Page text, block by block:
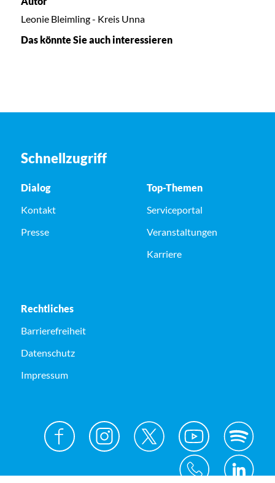
Leonie Bleimling - Kreis Unna
Das könnte Sie auch interessieren
Schnellzugriff
Dialog
Kontakt
Presse
Top-Themen
Serviceportal
Veranstaltungen
Karriere
Rechtliches
Barrierefreiheit
Datenschutz
Impressum